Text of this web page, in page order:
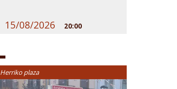
15/08/2026 20:00
Herriko plaza